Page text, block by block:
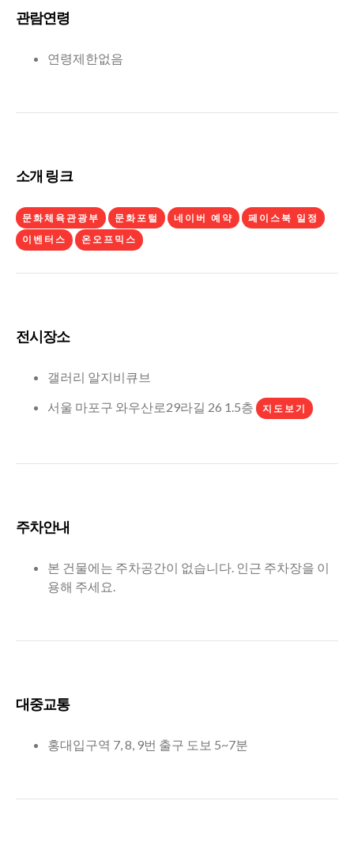
관람연령
연령제한없음
소개 링크
문화체육관광부 문화포털 네이버 예약
페이스북 일정
이벤터스
온오프믹스
전시장소
갤러리 알지비큐브
서울 마포구 와우산로29라길 26 1.5층
지도보기
주차안내
본 건물에는 주차공간이 없습니다. 인근 주차장을 이
용해 주세요.
대중교통
홍대입구역 7, 8, 9번 출구 도보 5~7분